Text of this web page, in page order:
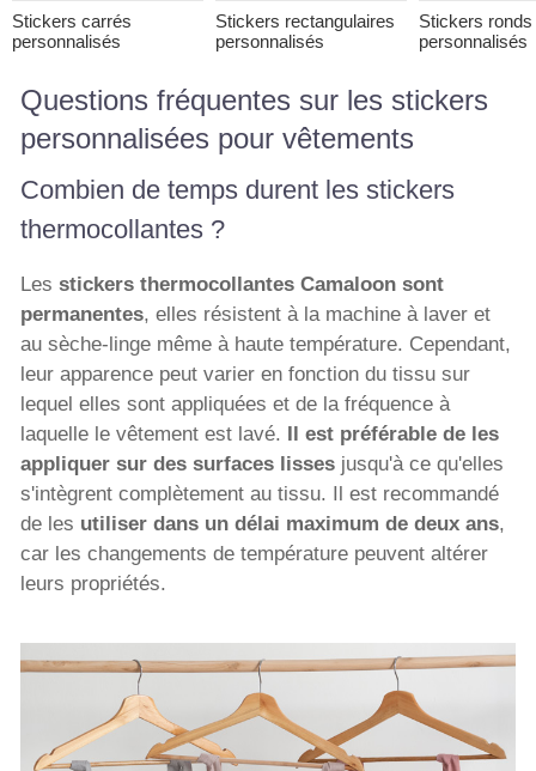
Stickers carrés
personnalisés
Stickers rectangulaires
personnalisés
Stickers ronds
personnalisés
Questions fréquentes sur les stickers
personnalisées pour vêtements
Combien de temps durent les stickers
thermocollantes ?
Les stickers thermocollantes Camaloon sont
permanentes, elles résistent à la machine à laver et
au sèche-linge même à haute température. Cependant,
leur apparence peut varier en fonction du tissu sur
lequel elles sont appliquées et de la fréquence à
laquelle le vêtement est lavé. Il est préférable de les
appliquer sur des surfaces lissesjusqu'à ce qu'elles
s'intègrent complètement au tissu. Il est recommandé
de les utiliser dans un délai maximum de deux ans,
car les changements de température peuvent altérer
leurs propriétés.